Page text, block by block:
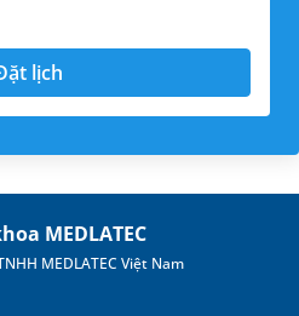
lịch
MEDLATEC
MEDLATEC Việt Nam